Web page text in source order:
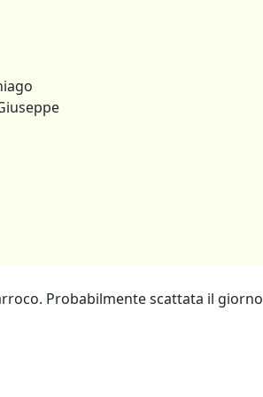
Probabilmente scattata il giorno